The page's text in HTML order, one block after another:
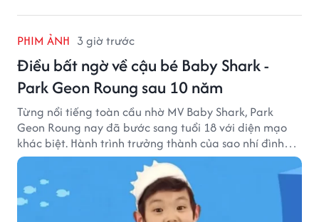
PHIM ẢNH 3 giờ trước
Điều bất ngờ về cậu bé Baby Shark -
Park Geon Roung sau 10 năm
Từng nổi tiếng toàn cầu nhờ MV Baby Shark, Park
Geon Roung nay đã bước sang tuổi 18 với diện mạo
khác biệt. Hành trình trưởng thành của sao nhí đình
đám một thời đang thu hút sự quan tâm của nhiều